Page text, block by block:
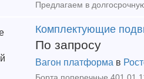
Комплектующие
По запросу
Вагон платформа в